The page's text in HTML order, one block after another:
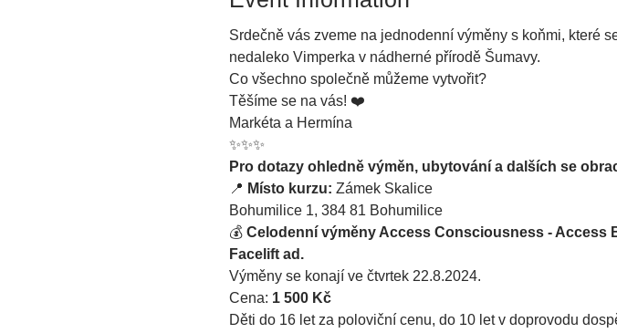
Srdečně vás zveme na jednodenní výměny s koňmi, které
nedaleko Vimperka v nádherné přírodě Šumavy.
Co všechno společně můžeme vytvořit?
Těšíme se na vás! ❤️
Markéta a Hermína
✨✨✨
Pro dotazy ohledně výměn, ubytování a dalších se
📍 Místo kurzu: Zámek Skalice
Bohumilice 1, 384 81 Bohumilice
💰 Celodenní výměny Access Consciousness - Access
Facelift ad.
Výměny se konají ve čtvrtek 22.8.2024.
Cena: 1 500 Kč
Děti do 16 let za poloviční cenu, do 10 let v doprovodu